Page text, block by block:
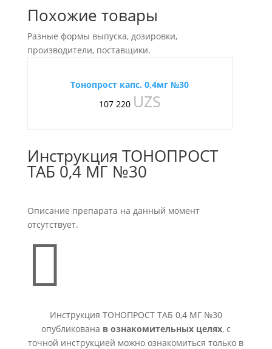
Похожие товары
Разные формы выпуска, дозировки,
производители, поставщики.
Тонопрост капс. 0,4мг №30
107 220 UZS
Инструкция ТОНОПРОСТ
ТАБ 0,4 МГ №30
Описание препарата на данный момент
отсутствует.

Инструкция ТОНОПРОСТ ТАБ 0,4 МГ №30
опубликована в ознакомительных целях, с
точной инструкцией можно ознакомиться только в